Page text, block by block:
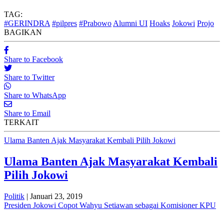
TAG:
#GERINDRA #pilpres #Prabowo Alumni UI Hoaks Jokowi Projo
BAGIKAN
Share to Facebook
Share to Twitter
Share to WhatsApp
Share to Email
TERKAIT
Ulama Banten Ajak Masyarakat Kembali Pilih Jokowi
Ulama Banten Ajak Masyarakat Kembali
Pilih Jokowi
Politik | Januari 23, 2019
Presiden Jokowi Copot Wahyu Setiawan sebagai Komisioner KPU